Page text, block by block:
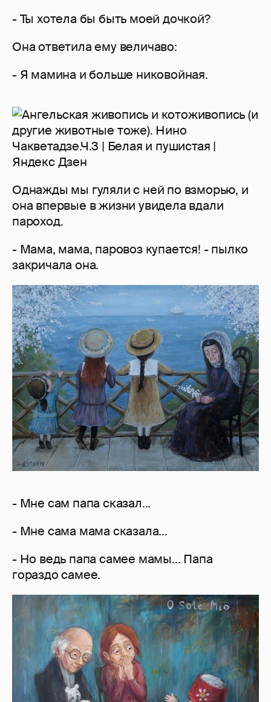
- Ты хотела бы быть моей дочкой?
Она ответила ему величаво:
- Я мамина и больше никовойная.
Однажды мы гуляли с ней по взморью, и
она впервые в жизни увидела вдали
пароход.
- Мама, мама, паровоз купается! - пылко
закричала она.
- Мне сам папа сказал...
- Мне сама мама сказала...
- Но ведь папа самее мамы... Папа
гораздо самее.